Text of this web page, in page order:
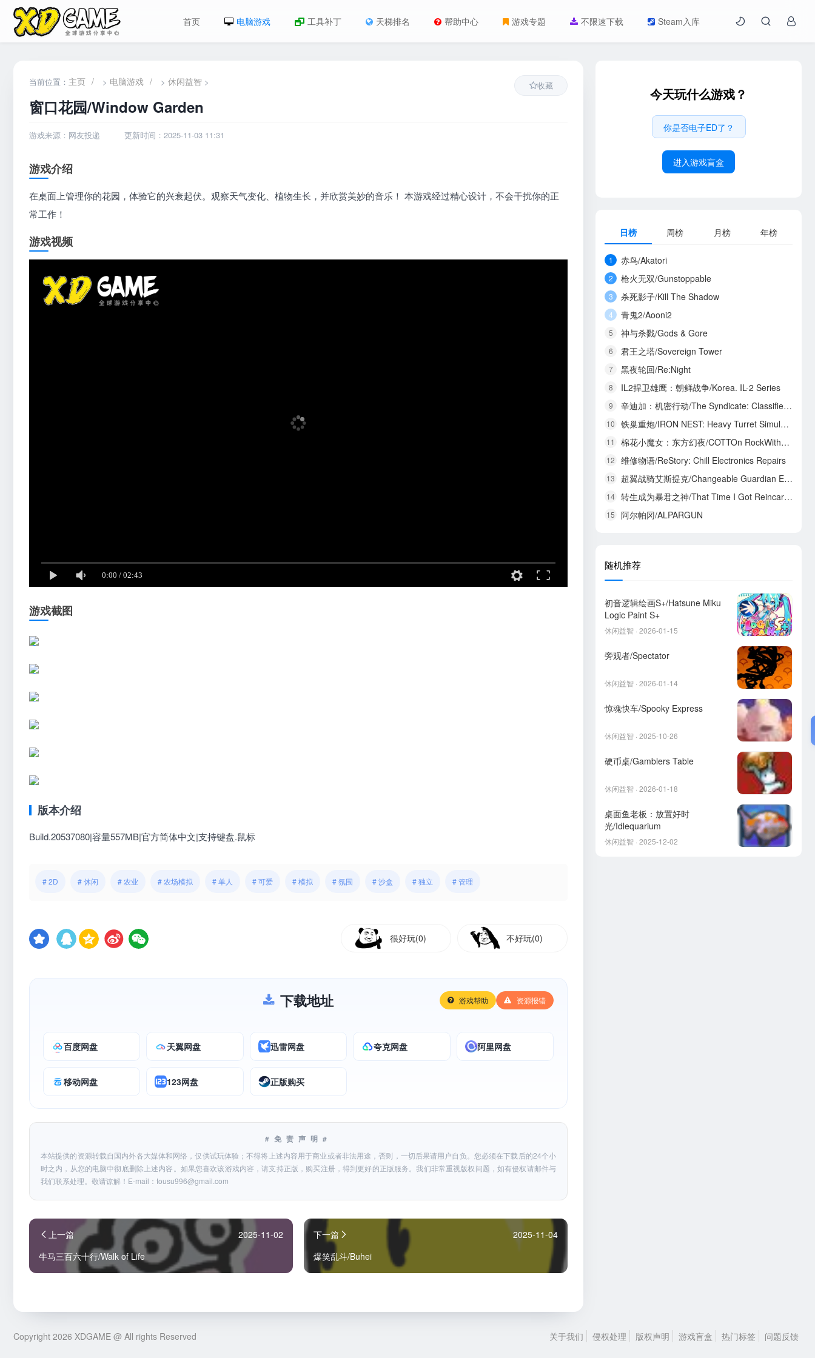
首页 电脑游戏 工具补丁 天梯排名 帮助中心 游戏专题 不限速下载 Steam入库
当前位置： 主页 / > 电脑游戏 / > 休闲益智 >
窗口花园/Window Garden
游戏来源：网友投递 更新时间：2025-11-03 11:31
收藏
游戏介绍
在桌面上管理你的花园，体验它的兴衰起伏。观察天气变化、植物生长，并欣赏美妙的音乐！ 本游戏经过精心设计，不会干扰你的正
常工作！
游戏视频
游戏截图
版本介绍
Build.20537080|容量557MB|官方简体中文|支持键盘.鼠标
# 2D # 休闲 # 农业 # 农场模拟 # 单人 # 可爱 # 模拟 # 氛围 # 沙盒 # 独立 # 管理
很好玩(0) 不好玩(0)
下载地址 游戏帮助 资源报错
百度网盘 天翼网盘 迅雷网盘 夸克网盘 阿里网盘
移动网盘 123网盘 正版购买
#免责声明#
本站提供的资源转载自国内外各大媒体和网络，仅供试玩体验；不得将上述内容用于商业或者非法用途，否则，一切后果请用户自负。您必须在下载后的24个小
时之内，从您的电脑中彻底删除上述内容。如果您喜欢该游戏内容，请支持正版，购买注册，得到更好的正版服务。我们非常重视版权问题，如有侵权请邮件与
我们联系处理。敬请谅解！E-mail： tousu996@gmail.com
上一篇
2025-11-02
牛马三百六十行/Walk of Life
下一篇
2025-11-04
爆笑乱斗/Buhei
今天玩什么游戏？
你是否电子ED了？
进入游戏盲盒
日榜 周榜 月榜 年榜
1 赤鸟/Akatori
2 枪火无双/Gunstoppable
3 杀死影子/Kill The Shadow
4 青鬼2/Aooni2
5 神与杀戮/Gods & Gore
6 君王之塔/Sovereign Tower
7 黑夜轮回/Re:Night
8 IL2捍卫雄鹰：朝鲜战争/Korea. IL-2 Series
9 辛迪加：机密行动/The Syndicate: Classified Operations
10 铁巢重炮/IRON NEST: Heavy Turret Simulator
11 棉花小魔女：东方幻夜/COTTOn RockWithYou -ORIENTAL NIGHT DREAMS-
12 维修物语/ReStory: Chill Electronics Repairs
13 超翼战骑艾斯提克/Changeable Guardian ESTIQUE
14 转生成为暴君之神/That Time I Got Reincarnated as a Tyrant God
15 阿尔帕冈/ALPARGUN
随机推荐
初音逻辑绘画S+/Hatsune Miku
Logic Paint S+
休闲益智 · 2026-01-15
旁观者/Spectator
休闲益智 · 2026-01-14
惊魂快车/Spooky Express
休闲益智 · 2025-10-26
硬币桌/Gamblers Table
休闲益智 · 2026-01-18
桌面鱼老板：放置好时
光/Idlequarium
休闲益智 · 2025-12-02
Copyright 2026 XDGAME @ All rights Reserved 关于我们 侵权处理 版权声明 游戏盲盒 热门标签 问题反馈